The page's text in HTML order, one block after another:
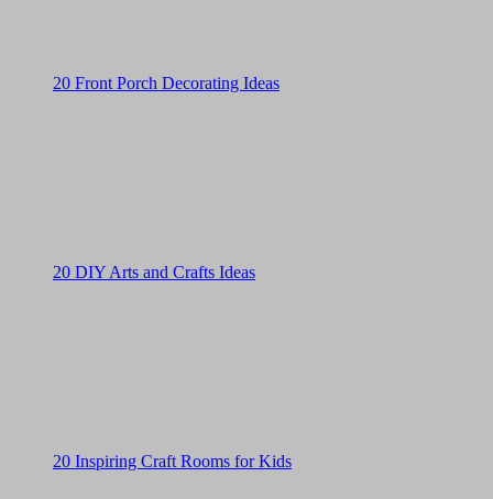
20 Front Porch Decorating Ideas
20 DIY Arts and Crafts Ideas
20 Inspiring Craft Rooms for Kids